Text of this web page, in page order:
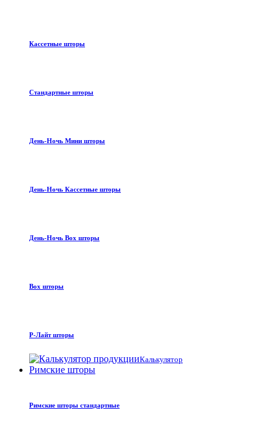
Кассетные шторы
Стандартные шторы
День-Ночь Мини шторы
День-Ночь Кассетные шторы
День-Ночь Box шторы
Box шторы
Р-Лайт шторы
Калькулятор
Римские шторы
Римские шторы стандартные